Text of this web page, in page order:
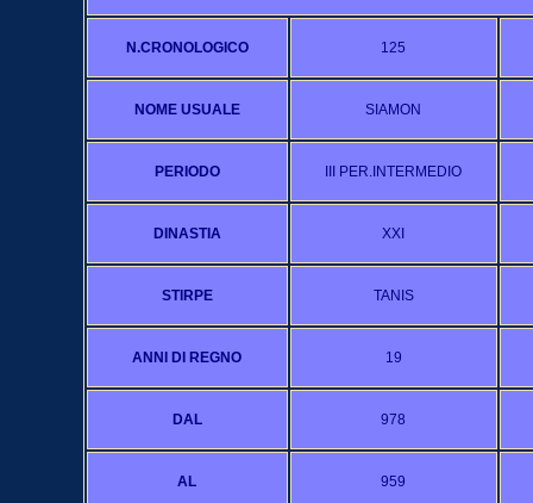
N.CRONOLOGICO 125
NOME USUALE SIAMON
PERIODO III PER.INTERMEDIO
DINASTIA XXI
STIRPE TANIS
ANNI DI REGNO 19
DAL 978
AL 959